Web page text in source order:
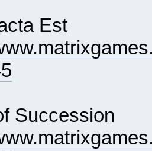
Est
Succession